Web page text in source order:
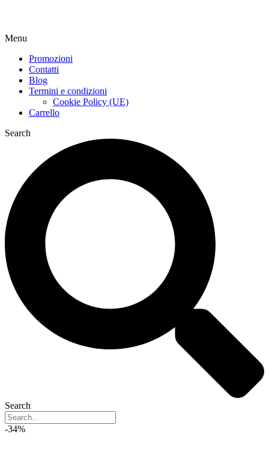
Menu
Promozioni
Contatti
Blog
Termini e condizioni
Cookie Policy (UE)
Carrello
Search
Search
-34%